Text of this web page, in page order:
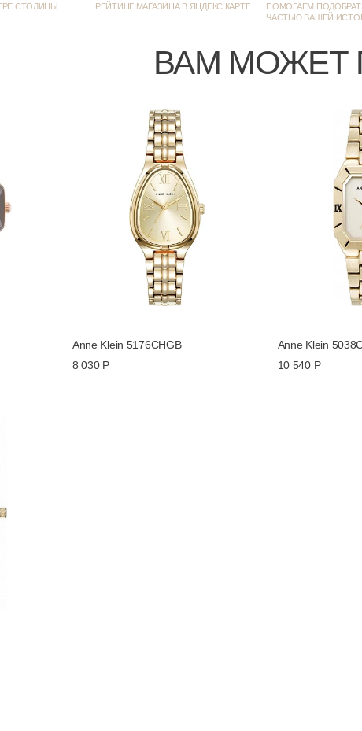
СТОЛИЦЫ РЕЙТИНГ МАГАЗИНА В ЯНДЕКС КАРТЕ
ПОМОГАЕМ
ЧАСТЬЮ ВАШЕЙ
ВАМ МОЖЕТ
Anne Klein 5176CHGB
8 030 Р
Anne Klein
10 540 Р